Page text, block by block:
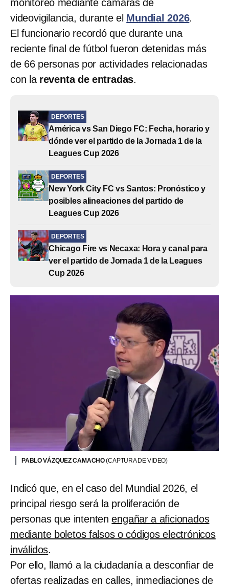
monitoreo mediante cámaras de
videovigilancia, durante el Mundial 2026.
El funcionario recordó que durante una
reciente final de fútbol fueron detenidas más
de 66 personas por actividades relacionadas
con la reventa de entradas.
DEPORTES
América vs San Diego FC: Fecha, horario y
dónde ver el partido de la Jornada 1 de la
Leagues Cup 2026
DEPORTES
New York City FC vs Santos: Pronóstico y
posibles alineaciones del partido de
Leagues Cup 2026
DEPORTES
Chicago Fire vs Necaxa: Hora y canal para
ver el partido de Jornada 1 de la Leagues
Cup 2026
PABLO VÁZQUEZ CAMACHO(CAPTURA DE VIDEO)
Indicó que, en el caso del Mundial 2026, el
principal riesgo será la proliferación de
personas que intentenengañar a aficionados
mediante boletos falsos o códigos electrónicos
inválidos.
Por ello, llamó a la ciudadanía a desconfiar de
ofertas realizadas en calles, inmediaciones de